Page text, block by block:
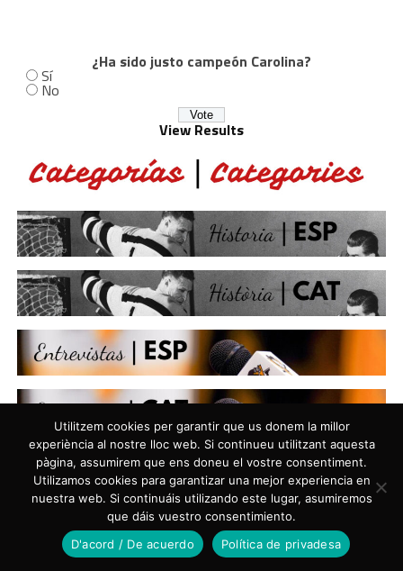
¿Ha sido justo campeón Carolina?
Sí
No
View Results
Utilitzem cookies per garantir que us donem la millor
experiència al nostre lloc web. Si continueu utilitzant aquesta
pàgina, assumirem que ens doneu el vostre consentiment.
Utilizamos cookies para garantizar una mejor experiencia en
nuestra web. Si continuáis utilizando este lugar, asumiremos
que dáis vuestro consentimiento.
D'acord / De acuerdo
Política de privadesa